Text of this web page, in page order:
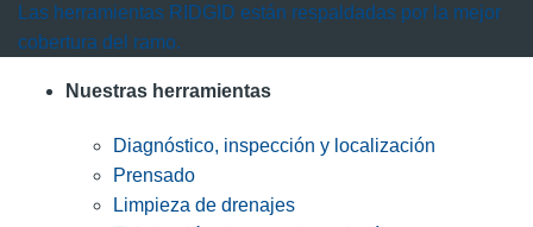
Las herramientas RIDGID están respaldadas por la mejor
cobertura del ramo.
Nuestras herramientas
Diagnóstico, inspección y localización
Prensado
Limpieza de drenajes